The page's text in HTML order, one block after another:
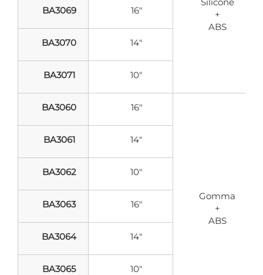
+
ABS
BA3069 16"
BA3070 14"
BA3071 10"
BA3060 16"
Gomma
+
ABS
BA3061 14"
BA3062 10"
BA3063 16"
BA3064 14"
BA3065 10"